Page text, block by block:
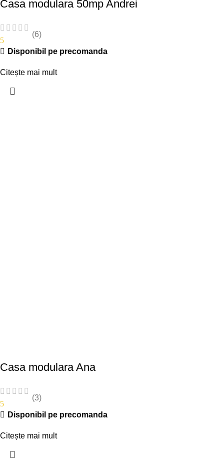
Casa modulara 50mp Andrei
5
(6)
Disponibil pe precomanda
Citește mai mult
Casa modulara Ana
5
(3)
Disponibil pe precomanda
Citește mai mult